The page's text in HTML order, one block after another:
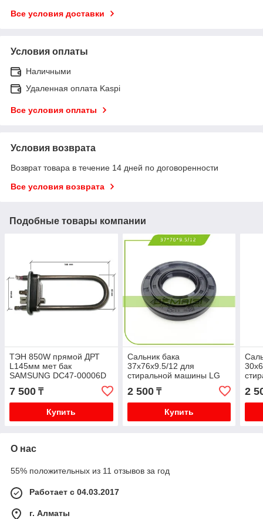
Все условия доставки
Условия оплаты
Наличными
Удаленная оплата Kaspi
Все условия оплаты
Условия возврата
Возврат товара в течение 14 дней по договоренности
Все условия возврата
Подобные товары компании
ТЭН 850W прямой ДРТ
L145мм мет бак
SAMSUNG DC47-00006D
7 500 ₸
Купить
Сальник бака
37x76x9.5/12 для
стиральной машины LG
4036ER2004A (со
смазкой)
2 500₸
Купить
(со
2
О нас
55% положительных из 11 отзывов за год
Работает с 04.03.2017
г. Алматы